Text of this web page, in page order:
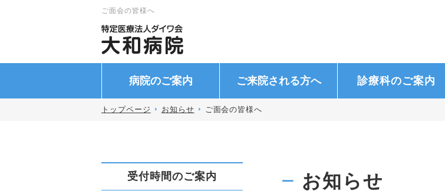
ご面会の皆様へ
病院のご案内 ご来院される方へ 診療科のご案内
トップページ お知らせ ご面会の皆様へ
お知らせ
受付時間のご案内